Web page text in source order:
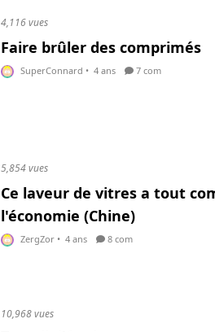
4,116 vues
Faire brûler des comprimés
SuperConnard • 4 ans 7 com
5,854 vues
Ce laveur de vitres a tout
l'économie (Chine)
ZergZor • 4 ans 8 com
10,968 vues